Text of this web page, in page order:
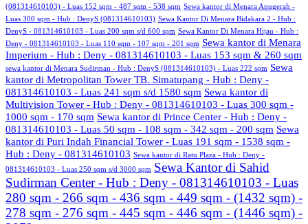
(081314610103) - Luas 152 sqm - 487 sqm - 538 sqm Sewa kantor di Menara Anugerah -
Luas 300 sqm - Hub : DenyS (081314610103) Sewa Kantor Di Menara Bidakara 2 - Hub :
DenyS - 081314610103 - Luas 200 sqm s/d 600 sqm Sewa Kantor Di Menara Hijau - Hub :
Deny - 081314610103 - Luas 110 sqm - 107 sqm - 201 sqm Sewa kantor di Menara
Imperium - Hub : Deny - 081314610103 - Luas 153 sqm & 260 sqm
sewa kantor di Menara Sudirman - Hub : DenyS (081314610103) - Luas 222 sqm Sewa
kantor di Metropolitan Tower TB. Simatupang - Hub : Deny -
081314610103 - Luas 241 sqm s/d 1580 sqm Sewa kantor di
Multivision Tower - Hub : Deny - 081314610103 - Luas 300 sqm -
1000 sqm - 170 sqm Sewa kantor di Prince Center - Hub : Deny -
081314610103 - Luas 50 sqm - 108 sqm - 342 sqm - 200 sqm Sewa
kantor di Puri Indah Financial Tower - Luas 191 sqm - 1538 sqm -
Hub : Deny - 081314610103 Sewa kantor di Ratu Plaza - Hub : Deny -
081314610103 - Luas 250 sqm s/d 3000 sqm Sewa Kantor di Sahid
Sudirman Center - Hub : Deny - 081314610103 - Luas
280 sqm - 266 sqm - 436 sqm - 449 sqm - (1432 sqm) -
278 sqm - 276 sqm - 445 sqm - 446 sqm - (1446 sqm) -